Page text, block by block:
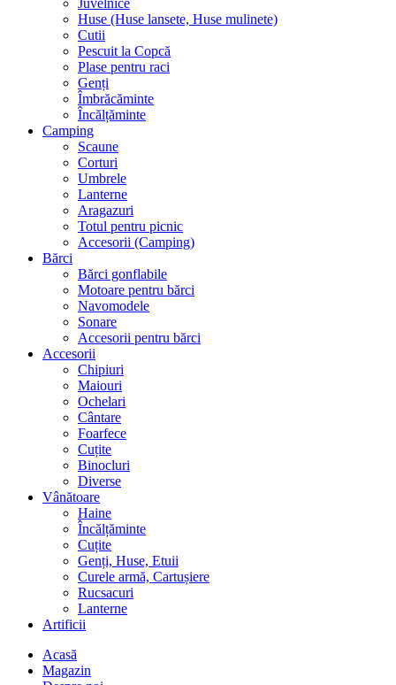
Huse (Huse lansete, Huse mulinete)
Cutii
Pescuit la Copcă
Plase pentru raci
Genți
Îmbrăcăminte
Încălțăminte
Camping
Scaune
Corturi
Umbrele
Lanterne
Aragazuri
Totul pentru picnic
Accesorii (Camping)
Bărci
Bărci gonflabile
Motoare pentru bărci
Navomodele
Sonare
Accesorii pentru bărci
Accesorii
Chipiuri
Maiouri
Ochelari
Cântare
Foarfece
Cuțite
Binocluri
Diverse
Vânătoare
Haine
Încălțăminte
Cuțite
Genți, Huse, Etuii
Curele armă, Cartușiere
Rucsacuri
Lanterne
Artificii
Acasă
Magazin